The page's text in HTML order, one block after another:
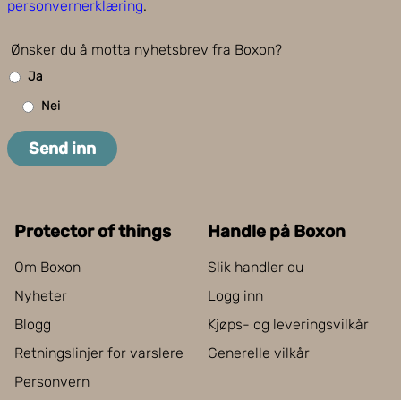
personvernerklæring.
Ønsker du å motta nyhetsbrev fra Boxon?
Ja
Nei
Send inn
Protector of things
Om Boxon
Nyheter
Blogg
Retningslinjer for varslere
Personvern
Handle på Boxon
Slik handler du
Logg inn
Kjøps- og leveringsvilkår
Generelle vilkår